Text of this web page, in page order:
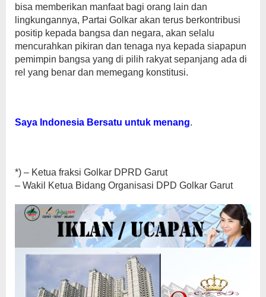
bisa memberikan manfaat bagi orang lain dan
lingkungannya, Partai Golkar akan terus berkontribusi
positip kepada bangsa dan negara, akan selalu
mencurahkan pikiran dan tenaga nya kepada siapapun
pemimpin bangsa yang di pilih rakyat sepanjang ada di
rel yang benar dan memegang konstitusi.
Saya Indonesia Bersatu untuk menang.
*) – Ketua fraksi Golkar DPRD Garut
– Wakil Ketua Bidang Organisasi DPD Golkar Garut